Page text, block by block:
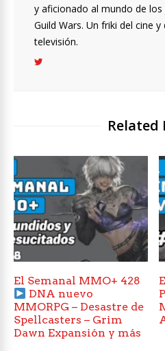
y aficionado al mundo de
Guild Wars. Un friki del cine y
televisión.
Related
El Semanal MMO+ 428
DNA nuevo
MMORPG – Desastre de
Spellcasters – Grim
Dawn Expansión y más